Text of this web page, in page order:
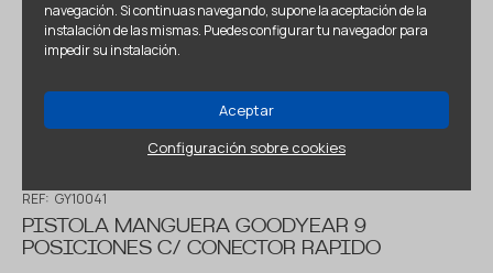
navegación. Si continuas navegando, supone la aceptación de la
instalación de las mismas. Puedes configurar tu navegador para
impedir su instalación.
Aceptar
Configuración sobre cookies
REF: GY10041
PISTOLA MANGUERA GOODYEAR 9
POSICIONES C/ CONECTOR RAPIDO